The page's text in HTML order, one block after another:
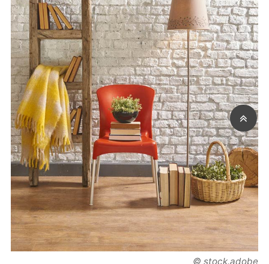
© stock.adobe